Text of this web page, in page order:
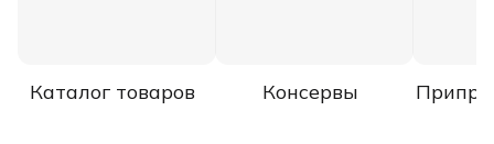
Каталог товаров Консервы